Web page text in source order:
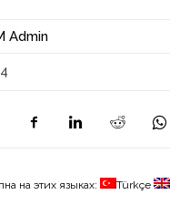
Admin
на этих языках: Türkçe